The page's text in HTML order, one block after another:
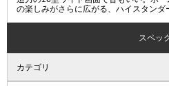
の楽しみがさらに広がる、ハイスタンダ
スペッ
カテゴリ